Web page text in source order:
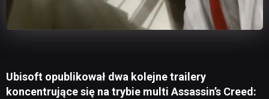
Ubisoft opublikował dwa kolejne trailery
koncentrujące się na trybie multi Assassin’s Creed: